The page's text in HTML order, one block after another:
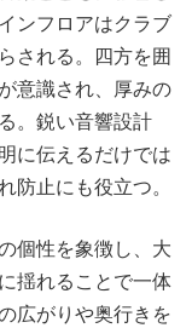
ンフロアはクラブ
される。四方を囲
意識され、厚みの
。鋭い音響設計
に伝えるだけでは
防止にも役立つ。
個性を象徴し、大
揺れることで一体
広がりや奥行きを